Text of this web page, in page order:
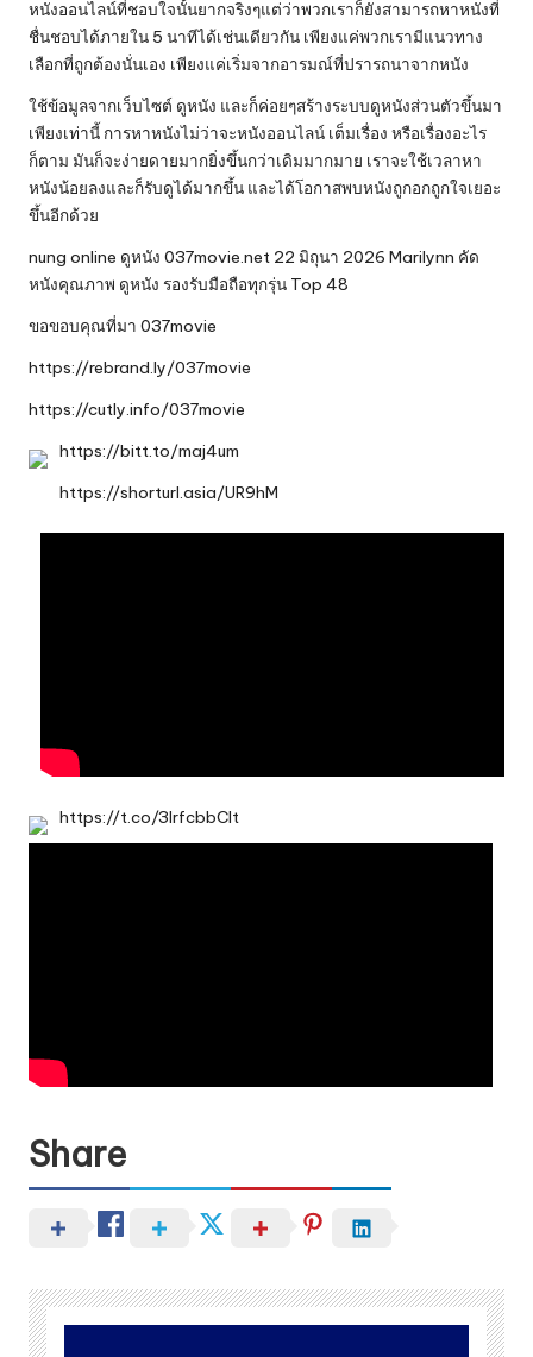
หนังออนไลน์ที่ชอบใจนั้นยากจริงๆแต่ว่าพวกเราก็ยังสามารถหาหนังที่
ชื่นชอบได้ภายใน 5 นาทีได้เช่นเดียวกัน เพียงแค่พวกเรามีแนวทาง
เลือกที่ถูกต้องนั่นเอง เพียงแค่เริ่มจากอารมณ์ที่ปรารถนาจากหนัง
ใช้ข้อมูลจากเว็บไซต์ ดูหนัง และก็ค่อยๆสร้างระบบดูหนังส่วนตัวขึ้นมา
เพียงเท่านี้ การหาหนังไม่ว่าจะหนังออนไลน์ เต็มเรื่อง หรือเรื่องอะไร
ก็ตาม มันก็จะง่ายดายมากยิ่งขึ้นกว่าเดิมมากมาย เราจะใช้เวลาหา
หนังน้อยลงและก็รับดูได้มากขึ้น และได้โอกาสพบหนังถูกอกถูกใจเยอะ
ขึ้นอีกด้วย
nung online ดูหนัง 037movie.net 22 มิถุนา 2026 Marilynn คัด
หนังคุณภาพ ดูหนัง รองรับมือถือทุกรุ่น Top 48
ขอขอบคุณที่มา 037movie
https://rebrand.ly/037movie
https://cutly.info/037movie
https://bitt.to/maj4um
https://shorturl.asia/UR9hM
https://t.co/3IrfcbbClt
Share